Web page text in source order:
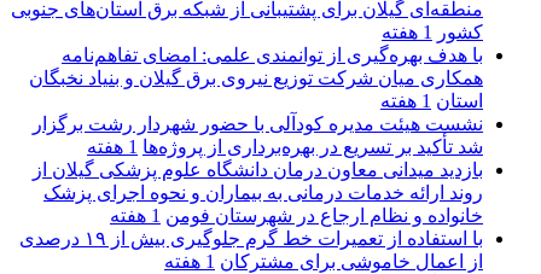
منطقه‌ای گیلان برای پشتیبانی از شبكه برق استان‌های جنوبی
كشور
1 هفته
با هدف بهره‌گیری از توانمندی علمی: امضای تفاهم‌نامه
همكاری میان شركت توزیع نیروی برق گیلان و بنیاد نخبگان
استان 1 هفته
نشست هیئت مدیره کودآلی با حضور شهردار رشت برگزار
شد تأکید بر تسریع در بهره‌برداری از پروژه‌ها 1 هفته
بازدید میدانی معاون درمان دانشگاه علوم پزشکی گیلان از
روند ارائه خدمات درمانی به بیماران و نحوه اجرای پزشک
خانواده و نظام ارجاع در شهرستان فومن 1 هفته
با استفاده از تعمیرات خط گرم جلوگیری بیش از ۱۹ درصدی
از اعمال خاموشی برای مشتركان 1 هفته